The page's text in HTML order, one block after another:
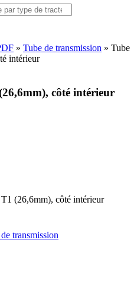
» Tube de transmission » Tube
intérieur
côté intérieur
(26,6mm), côté intérieur
transmission